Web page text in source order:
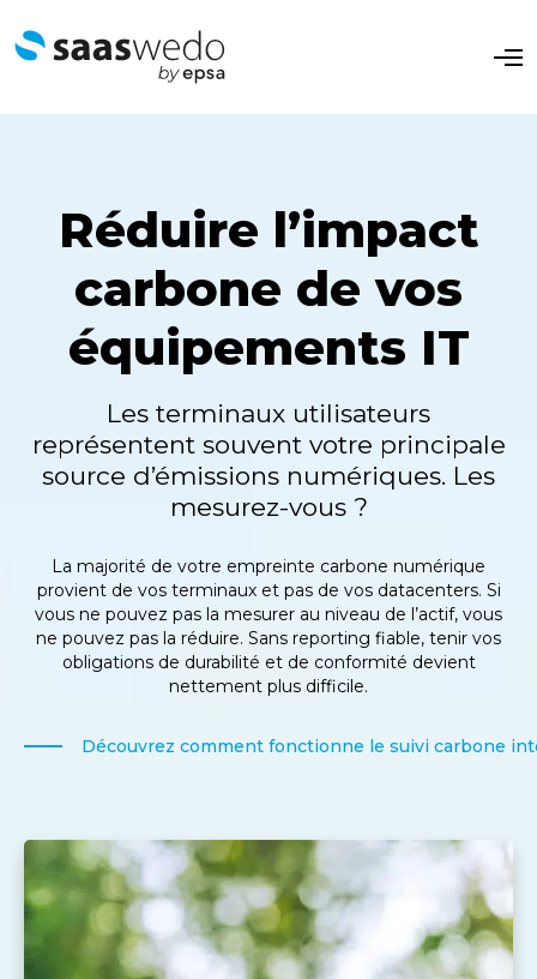
O
n
Réduire l’impact
carbone de vos
équipements IT
Les terminaux utilisateurs
représentent souvent votre principale
source d’émissions numériques. Les
mesurez-vous ?
La majorité de votre empreinte carbone numérique
provient de vos terminaux et pas de vos datacenters. Si
vous ne pouvez pas la mesurer au niveau de l’actif, vous
ne pouvez pas la réduire. Sans reporting fiable, tenir vos
obligations de durabilité et de conformité devient
nettement plus difficile.
Découvrez comment fonctionne le suivi carbone